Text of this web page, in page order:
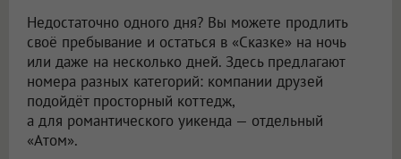
Недостаточно одного дня? Вы можете продлить
своё пребывание и остаться в «Сказке» на ночь
или даже на несколько дней. Здесь предлагают
номера разных категорий: компании друзей
подойдёт просторный коттедж,
а для романтического уикенда — отдельный
«Атом».